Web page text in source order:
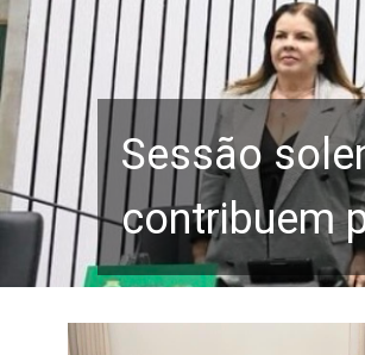
Sessão
contribuem